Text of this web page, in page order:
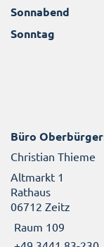
Sonnabend
Sonntag
Büro
Christian Thieme
Altmarkt 1
Rathaus
06712 Zeitz
Raum 109